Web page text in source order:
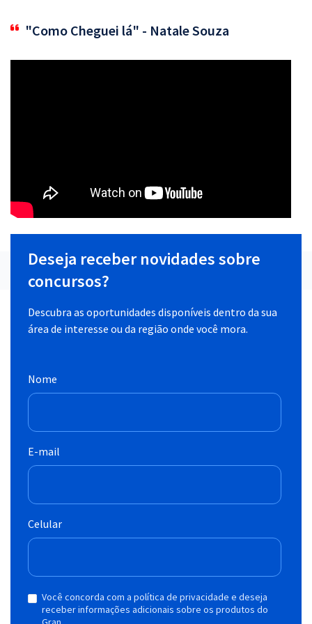
"Como Cheguei lá" - Natale Souza
Deseja receber novidades sobre
concursos?
Descubra as oportunidades disponíveis dentro da sua
área de interesse ou da região onde você mora.
Nome
E-mail
Celular
Você concorda com a política de privacidade e deseja
receber informações adicionais sobre os produtos do